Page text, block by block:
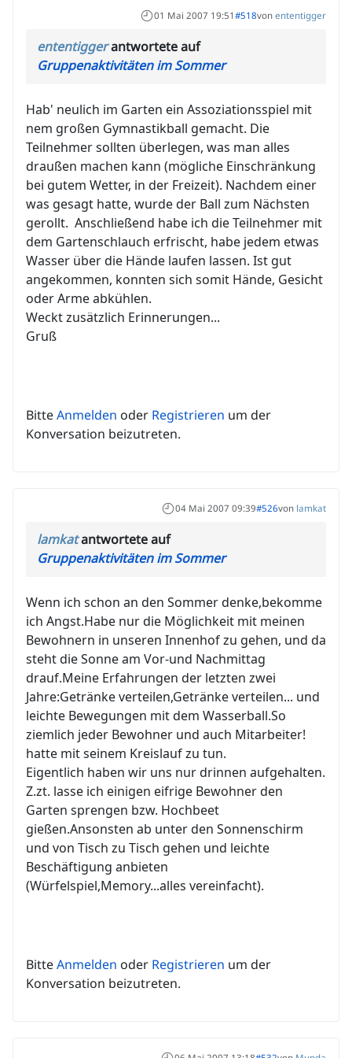
01 Mai 2007 19:51 #518von ententigger
ententiggerantwortete auf
Gruppenaktivitäten im Sommer
Hab' neulich im Garten ein Assoziationsspiel mit
nem großen Gymnastikball gemacht. Die
Teilnehmer sollten überlegen, was man alles
draußen machen kann (mögliche Einschränkung
bei gutem Wetter, in der Freizeit). Nachdem einer
was gesagt hatte, wurde der Ball zum Nächsten
gerollt. Anschließend habe ich die Teilnehmer mit
dem Gartenschlauch erfrischt, habe jedem etwas
Wasser über die Hände laufen lassen. Ist gut
angekommen, konnten sich somit Hände, Gesicht
oder Arme abkühlen.
Weckt zusätzlich Erinnerungen...
Gruß
BitteAnmelden oder Registrieren um der
Konversation beizutreten.
04 Mai 2007 09:39#526von lamkat
lamkatantwortete auf
Gruppenaktivitäten im Sommer
Wenn ich schon an den Sommer denke,bekomme
ich Angst.Habe nur die Möglichkeit mit meinen
Bewohnern in unseren Innenhof zu gehen, und da
steht die Sonne am Vor-und Nachmittag
drauf.Meine Erfahrungen der letzten zwei
Jahre:Getränke verteilen,Getränke verteilen... und
leichte Bewegungen mit dem Wasserball.So
ziemlich jeder Bewohner und auch Mitarbeiter!
hatte mit seinem Kreislauf zu tun.
Eigentlich haben wir uns nur drinnen aufgehalten.
Z.zt. lasse ich einigen eifrige Bewohner den
Garten sprengen bzw. Hochbeet
gießen.Ansonsten ab unter den Sonnenschirm
und von Tisch zu Tisch gehen und leichte
Beschäftigung anbieten
(Würfelspiel,Memory...alles vereinfacht).
BitteAnmelden oder Registrieren um der
Konversation beizutreten.